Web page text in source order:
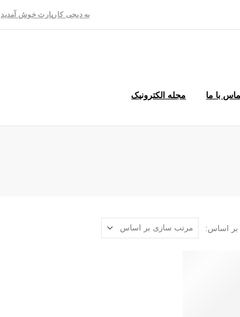
به دیجی کارپارت خوش آمدید
با ما مجله الکترونیک
اساس: